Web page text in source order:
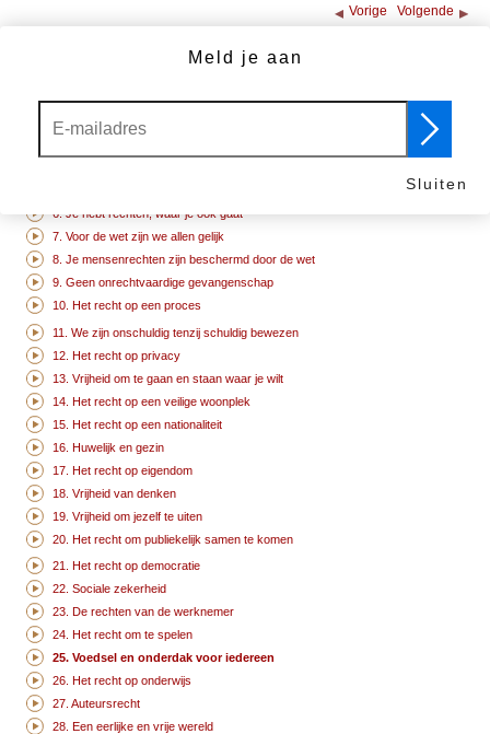
Vorige Volgende
1. We worden allemaal vrij en gelijkwaardig geboren
2. Discrimineer niet
6. Je hebt rechten, waar je ook gaat
7. Voor de wet zijn we allen gelijk
8. Je mensenrechten zijn beschermd door de wet
9. Geen onrechtvaardige gevangenschap
10. Het recht op een proces
11. We zijn onschuldig tenzij schuldig bewezen
12. Het recht op privacy
13. Vrijheid om te gaan en staan waar je wilt
14. Het recht op een veilige woonplek
15. Het recht op een nationaliteit
16. Huwelijk en gezin
17. Het recht op eigendom
18. Vrijheid van denken
19. Vrijheid om jezelf te uiten
20. Het recht om publiekelijk samen te komen
21. Het recht op democratie
22. Sociale zekerheid
23. De rechten van de werknemer
24. Het recht om te spelen
25. Voedsel en onderdak voor iedereen
26. Het recht op onderwijs
27. Auteursrecht
28. Een eerlijke en vrije wereld
Meld je aan
Sluiten